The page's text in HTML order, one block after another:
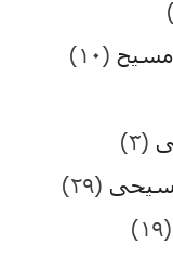
مسیح (۱۰)
(۳)
(۲۹)
(۱۹)